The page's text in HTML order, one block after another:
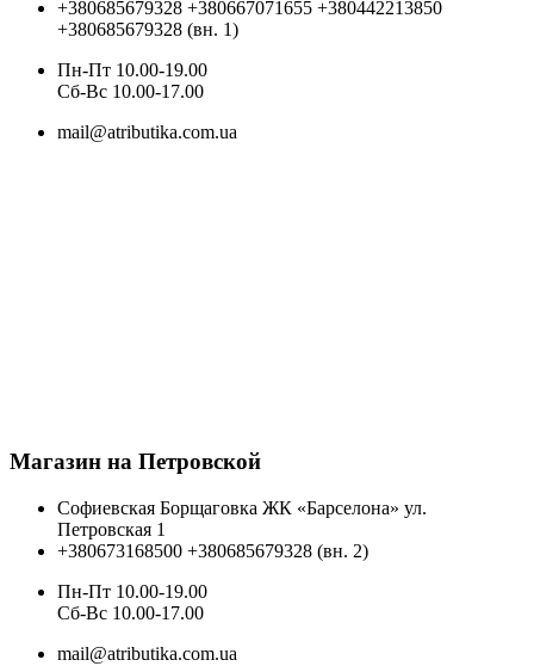
+380685679328 +380667071655 +380442213850
+380685679328 (вн. 1)
Пн-Пт 10.00-19.00
Cб-Вс 10.00-17.00
mail@atributika.com.ua
Магазин на Петровской
Софиевская Борщаговка ЖК «Барселона» ул.
Петровская 1
+380673168500 +380685679328 (вн. 2)
Пн-Пт 10.00-19.00
Cб-Вс 10.00-17.00
mail@atributika.com.ua